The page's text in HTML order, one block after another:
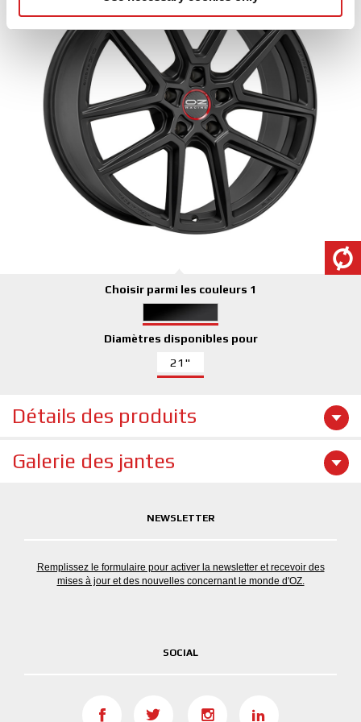
may combine it with other information that you’ve
of their services.
Choisir parmi les couleurs 1
Diamètres disponibles pour
21"
Détails des produits
Galerie des jantes
NEWSLETTER
Remplissez le formulaire pour activer la newsletter et recevoir des
mises à jour et des nouvelles concernant le monde d'OZ.
SOCIAL